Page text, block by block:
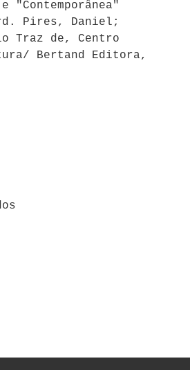
"Contemporânea"
Pires, Daniel;
Traz de, Centro
Bertand Editora,